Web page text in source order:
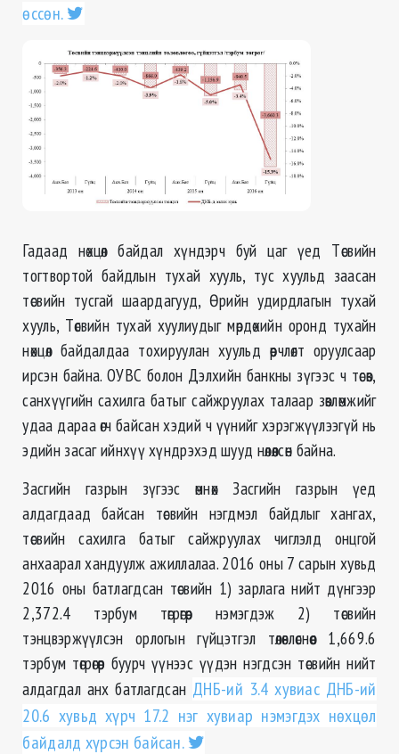
өссөн.
Гадаад нөхцөл байдал хүндэрч буй цаг үед Төсвийн
тогтвортой байдлын тухай хууль, тус хуульд заасан
төсвийн тусгай шаардагууд, Өрийн удирдлагын тухай
хууль, Төсвийн тухай хуулиудыг мөрдөхийн оронд тухайн
нөхцөл байдалдаа тохируулан хуульд өөрчлөлт оруулсаар
ирсэн байна. ОУВС болон Дэлхийн банкны зүгээс ч төсөв,
санхүүгийн сахилга батыг сайжруулах талаар зөвлөмжийг
удаа дараа өгч байсан хэдий ч үүнийг хэрэгжүүлээгүй нь
эдийн засаг ийнхүү хүндрэхэд шууд нөлөөлсөн байна.
Засгийн газрын зүгээс өмнөх Засгийн газрын үед
алдагдаад байсан төсвийн нэгдмэл байдлыг хангах,
төсвийн сахилга батыг сайжруулах чиглэлд онцгой
анхаарал хандуулж ажиллалаа. 2016 оны 7 сарын хувьд
2016 оны батлагдсан төсвийн 1) зарлага нийт дүнгээр
2,372.4 тэрбум төгрөгөөр нэмэгдэж 2) төсвийн
тэнцвэржүүлсэн орлогын гүйцэтгэл төлөвлөснөөс 1,669.6
тэрбум төгрөгөөр буурч үүнээс үүдэн нэгдсэн төсвийн нийт
алдагдал анх батлагдсан ДНБ-ий 3.4 хувиас ДНБ-ий
20.6 хувьд хүрч 17.2 нэг хувиар нэмэгдэх нөхцөл
байдалд хүрсэн байсан.